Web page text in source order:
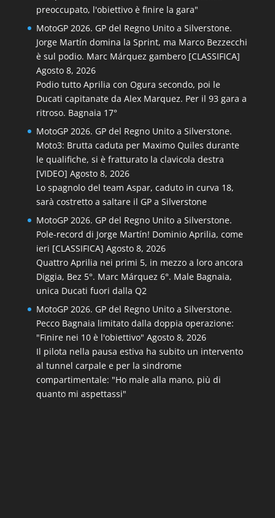
preoccupato, l'obiettivo è finire la gara"
MotoGP 2026. GP del Regno Unito a Silverstone.
Jorge Martín domina la Sprint, ma Marco Bezzecchi
è sul podio. Marc Márquez gambero [CLASSIFICA]
Agosto 8, 2026
Podio tutto Aprilia con Ogura secondo, poi le
Ducati capitanate da Alex Marquez. Per il 93 gara a
ritroso. Bagnaia 17°
MotoGP 2026. GP del Regno Unito a Silverstone.
Moto3: Brutta caduta per Maximo Quiles durante
le qualifiche, si è fratturato la clavicola destra
[VIDEO] Agosto 8, 2026
Lo spagnolo del team Aspar, caduto in curva 18,
sarà costretto a saltare il GP a Silverstone
MotoGP 2026. GP del Regno Unito a Silverstone.
Pole-record di Jorge Martín! Dominio Aprilia, come
ieri [CLASSIFICA] Agosto 8, 2026
Quattro Aprilia nei primi 5, in mezzo a loro ancora
Diggia, Bez 5°. Marc Márquez 6°. Male Bagnaia,
unica Ducati fuori dalla Q2
MotoGP 2026. GP del Regno Unito a Silverstone.
Pecco Bagnaia limitato dalla doppia operazione:
"Finire nei 10 è l'obiettivo" Agosto 8, 2026
Il pilota nella pausa estiva ha subito un intervento
al tunnel carpale e per la sindrome
compartimentale: "Ho male alla mano, più di
quanto mi aspettassi"